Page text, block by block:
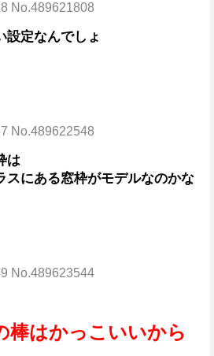
No.489621808
定なんでしょ
No.489622548
は
スにある窓枠がモデルなのかな
No.489623544
棒はかっこいいから